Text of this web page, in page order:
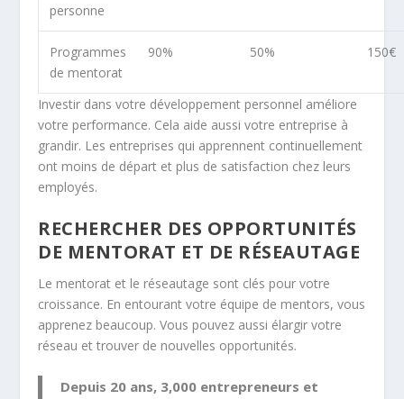
personne
Programmes
de mentorat
90% 50% 150€
Investir dans votre développement personnel améliore
votre performance. Cela aide aussi votre entreprise à
grandir. Les entreprises qui apprennent continuellement
ont moins de départ et plus de satisfaction chez leurs
employés.
RECHERCHER DES OPPORTUNITÉS
DE MENTORAT ET DE RÉSEAUTAGE
Le mentorat et le réseautage sont clés pour votre
croissance. En entourant votre équipe de mentors, vous
apprenez beaucoup. Vous pouvez aussi élargir votre
réseau et trouver de nouvelles opportunités.
Depuis 20 ans, 3,000 entrepreneurs et